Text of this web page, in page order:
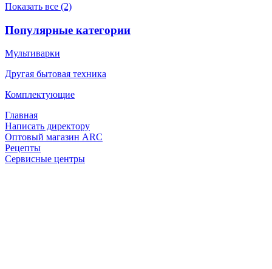
Показать все (2)
Популярные категории
Мультиварки
Другая бытовая техника
Комплектующие
Главная
Написать директору
Оптовый магазин ARC
Рецепты
Сервисные центры